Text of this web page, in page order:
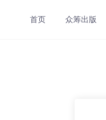
首页 众筹出版